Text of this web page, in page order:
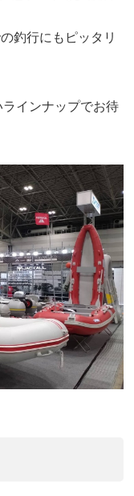
釣行にもピッタリ
インナップでお待